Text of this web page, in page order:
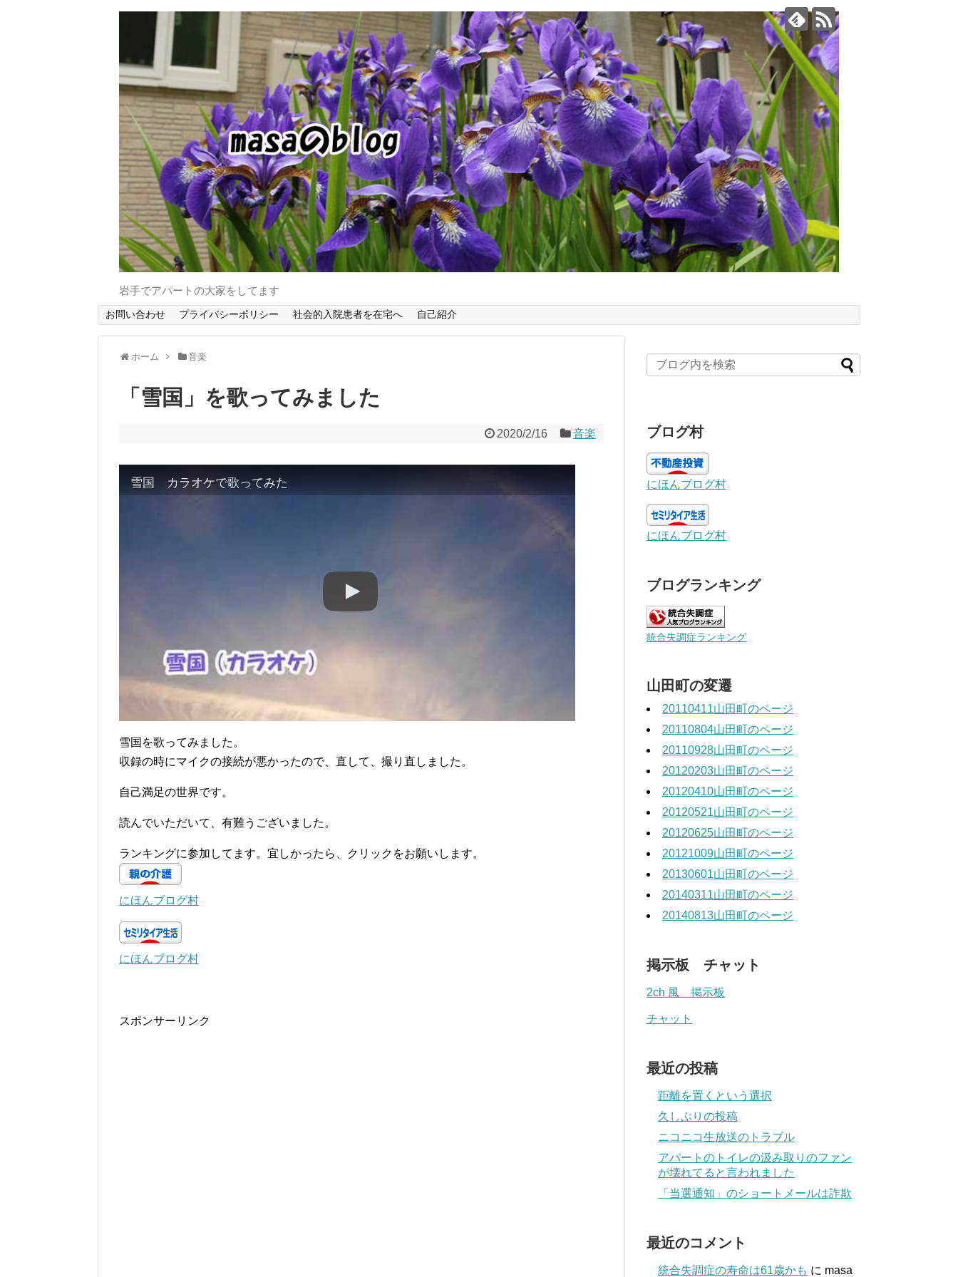
岩手でアパートの大家をしてます
お問い合わせ プライバシーポリシー 社会的入院患者を在宅へ 自己紹介
ホーム 音楽
「雪国」を歌ってみました
2020/2/16 音楽
雪国 カラオケで歌ってみた
雪国を歌ってみました。
収録の時にマイクの接続が悪かったので、直して、撮り直しました。
自己満足の世界です。
読んでいただいて、有難うございました。
ランキングに参加してます。宜しかったら、クリックをお願いします。
にほんブログ村
にほんブログ村
スポンサーリンク
ブログ村
にほんブログ村
にほんブログ村
ブログランキング
統合失調症ランキング
山田町の変遷
20110411山田町のページ
20110804山田町のページ
20110928山田町のページ
20120203山田町のページ
20120410山田町のページ
20120521山田町のページ
20120625山田町のページ
20121009山田町のページ
20130601山田町のページ
20140311山田町のページ
20140813山田町のページ
掲示板 チャット
2ch 風 掲示板
チャット
最近の投稿
距離を置くという選択
久しぶりの投稿
ニコニコ生放送のトラブル
アパートのトイレの汲み取りのファン
が壊れてると言われました
「当選通知」のショートメールは詐欺
最近のコメント
統合失調症の寿命は61歳かも に masa